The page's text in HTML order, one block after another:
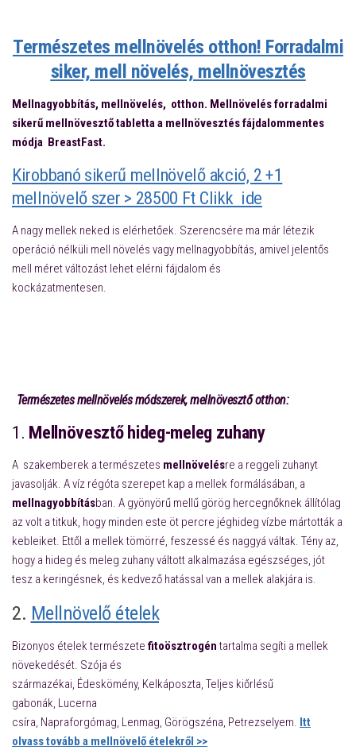
Természetes mellnövelés otthon! Forradalmi
siker, mell növelés, mellnövesztés
Mellnagyobbítás, mellnövelés, otthon. Mellnövelés forradalmi
sikerű mellnövesztő tabletta a mellnövesztés fájdalommentes
módja BreastFast.
Kirobbanó sikerű mellnövelő akció, 2 +1
mellnövelő szer > 28500 Ft Clikk ide
A nagy mellek neked is elérhetőek. Szerencsére ma már létezik
operáció nélküli mell növelés vagy mellnagyobbítás, amivel jelentős
mell méret változást lehet elérni fájdalom és
kockázatmentesen.
Természetes mellnövelés módszerek, mellnövesztő otthon:
1. Mellnövesztő hideg-meleg zuhany
A szakemberek a természetes mellnövelésre a reggeli zuhanyt
javasolják. A víz régóta szerepet kap a mellek formálásában, a
mellnagyobbításban. A gyönyörű mellű görög hercegnőknek állítólag
az volt a titkuk, hogy minden este öt percre jéghideg vízbe mártották a
kebleiket. Ettől a mellek tömörré, feszessé és naggyá váltak. Tény az,
hogy a hideg és meleg zuhany váltott alkalmazása egészséges, jót
tesz a keringésnek, és kedvező hatással van a mellek alakjára is.
2. Mellnövelő ételek
Bizonyos ételek természete fitoösztrogéntartalma segíti a mellek
növekedését. Szója és
származékai, Édeskömény, Kelkáposzta, Teljes kiőrlésű
gabonák, Lucerna
csíra, Napraforgómag, Lenmag, Görögszéna, Petrezselyem. Itt
olvass tovább a mellnövelő ételekről >>